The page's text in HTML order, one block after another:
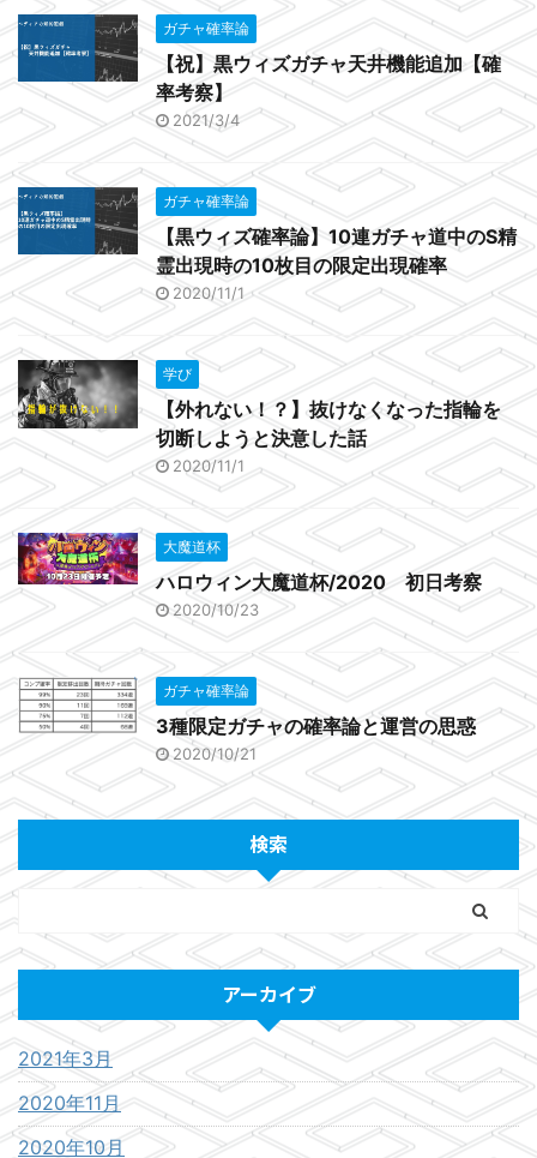
ガチャ確率論
【祝】黒ウィズガチャ天井機能追加【確
率考察】
2021/3/4
ガチャ確率論
【黒ウィズ確率論】10連ガチャ道中のS精
霊出現時の10枚目の限定出現確率
2020/11/1
学び
【外れない！？】抜けなくなった指輪を
切断しようと決意した話
2020/11/1
大魔道杯
ハロウィン大魔道杯/2020 初日考察
2020/10/23
ガチャ確率論
3種限定ガチャの確率論と運営の思惑
2020/10/21
検索
アーカイブ
2021年3月
2020年11月
2020年10月